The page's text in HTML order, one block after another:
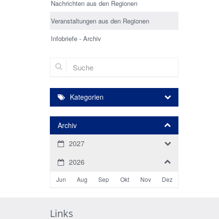
Nachrichten aus den Regionen
Veranstaltungen aus den Regionen
Infobriefe - Archiv
Suche
Kategorien
Archiv
2027
2026
Jun Aug Sep Okt Nov Dez
Links